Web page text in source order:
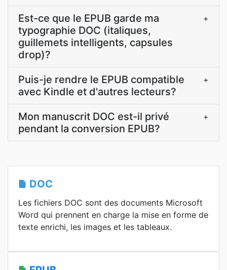
Est-ce que le EPUB garde ma
typographie DOC (italiques,
guillemets intelligents, capsules
drop)?
+
Puis-je rendre le EPUB compatible
avec Kindle et d'autres lecteurs?
+
Mon manuscrit DOC est-il privé
pendant la conversion EPUB?
+
DOC
Les fichiers DOC sont des documents Microsoft
Word qui prennent en charge la mise en forme de
texte enrichi, les images et les tableaux.